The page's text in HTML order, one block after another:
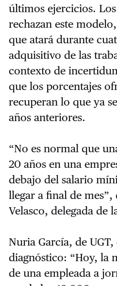
últimos ejercicios.
rechazan este
que atará durante
adquisitivo de las
contexto de
que los porcentajes
recuperan lo que ya
años anteriores.
“No es normal que
20 años en una
debajo del salario
llegar a final de
Velasco, delegada de
Nuria García, de
diagnóstico: “Hoy, la
de una empleada a